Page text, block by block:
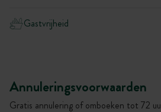
Gastvrijheid
Annuleringsvoorwaarden
Gratis annulering of omboeken tot 72